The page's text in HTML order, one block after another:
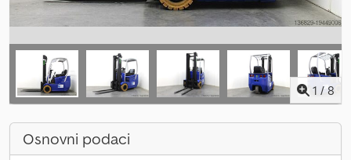
1 /8
Osnovni podaci